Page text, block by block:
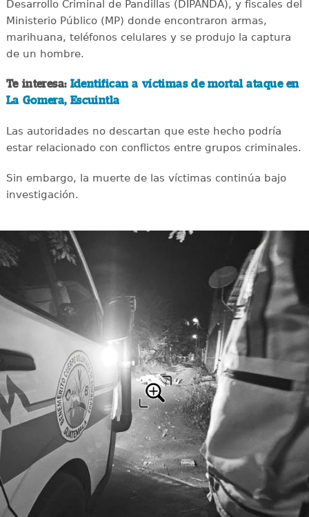
Desarrollo Criminal de Pandillas (DIPANDA), y fiscales del
Ministerio Público (MP) donde encontraron armas,
marihuana, teléfonos celulares y se produjo la captura
de un hombre.
Te interesa: Identifican a víctimas de mortal ataque en
La Gomera, Escuintla
Las autoridades no descartan que este hecho podría
estar relacionado con conflictos entre grupos criminales.
Sin embargo, la muerte de las víctimas continúa bajo
investigación.